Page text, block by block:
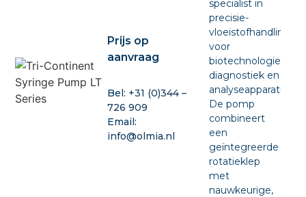
Prijs op
aanvraag
Bel: +31 (0)344 –
726 909
Email:
info@olmia.nl
specialist in
precisie-
vloeistofhandling
voor
biotechnologie,
diagnostiek en
analyseapparatuur.
De pomp
combineert
een
geïntegreerde
rotatieklep
met
nauwkeurige,